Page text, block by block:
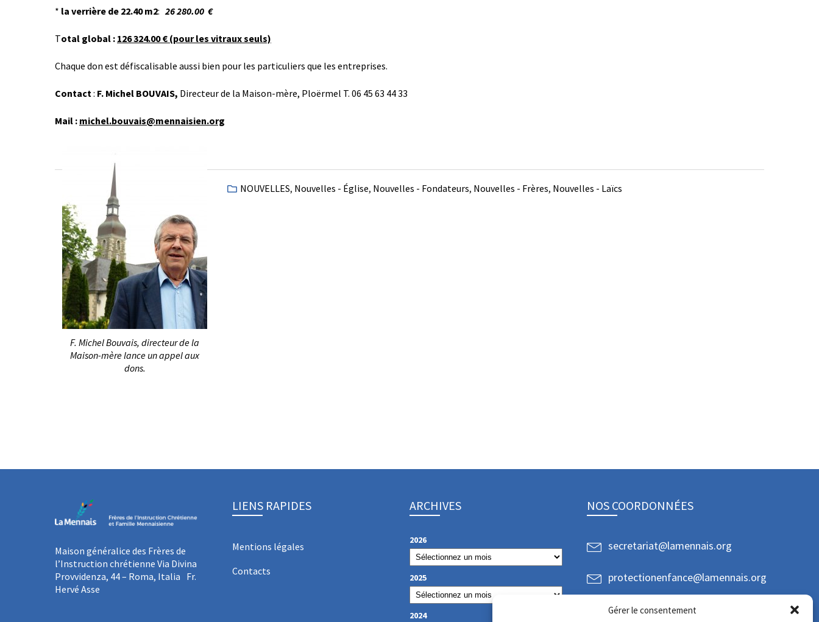
Gérer le consentement
* la verrière de 22.40 m2: 26 280.00 €
Total global : 126 324.00 € (pour les vitraux seuls)
Chaque don est défiscalisable aussi bien pour les particuliers que les entreprises.
Contact : F. Michel BOUVAIS, Directeur de la Maison-mère, Ploërmel T. 06 45 63 44 33
Mail : michel.bouvais@mennaisien.org
F. Michel Bouvais, directeur de la
Maison-mère lance un appel aux
dons.
NOUVELLES, Nouvelles - Église, Nouvelles - Fondateurs, Nouvelles - Frères, Nouvelles - Laïcs
Maison généralice des Frères de
l’Instruction chrétienne Via Divina
Provvidenza, 44 – Roma, Italia Fr.
Hervé Asse
LIENS RAPIDES
Mentions légales
Contacts
ARCHIVES
2026
2025
2024
NOS COORDONNÉES
secretariat@lamennais.org
protectionenfance@lamennais.org